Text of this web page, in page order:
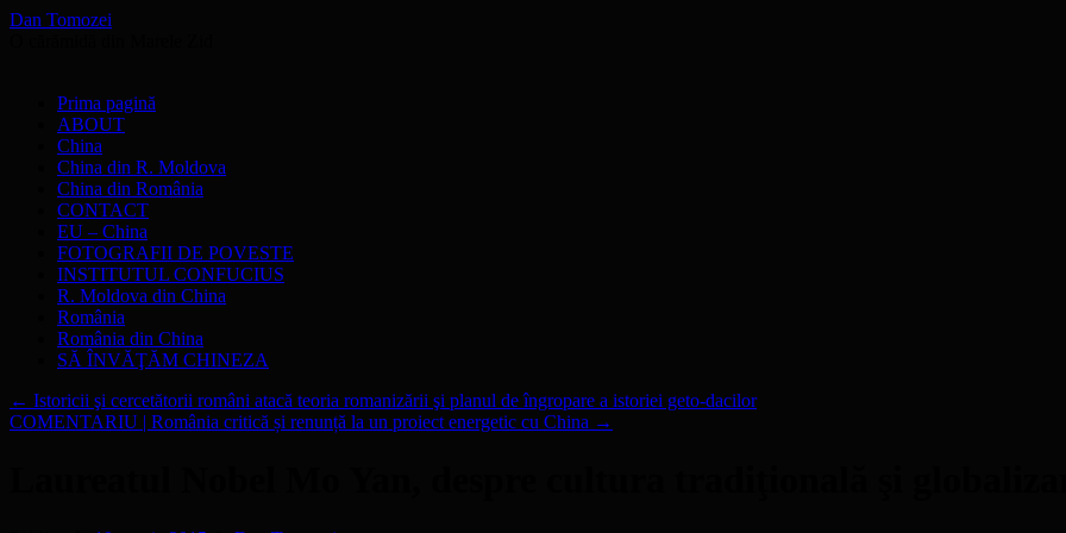
Dan Tomozei
conținut
Prima pagină
ABOUT
China
China din R. Moldova
China din România
CONTACT
EU – China
FOTOGRAFII DE POVESTE
INSTITUTUL CONFUCIUS
R. Moldova din China
România
România din China
SĂ ÎNVĂŢĂM CHINEZA
← Istoricii şi cercetătorii români atacă teoria romanizării şi planul de îngropare a istoriei geto-dacilor
COMENTARIU | România critică și renunță la un proiect energetic cu China →